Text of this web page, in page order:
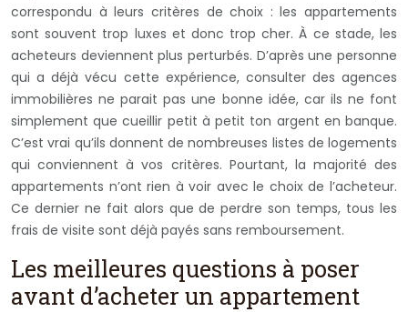
correspondu à leurs critères de choix : les appartements
sont souvent trop luxes et donc trop cher. À ce stade, les
acheteurs deviennent plus perturbés. D’après une personne
qui a déjà vécu cette expérience, consulter des agences
immobilières ne parait pas une bonne idée, car ils ne font
simplement que cueillir petit à petit ton argent en banque.
C’est vrai qu’ils donnent de nombreuses listes de logements
qui conviennent à vos critères. Pourtant, la majorité des
appartements n’ont rien à voir avec le choix de l’acheteur.
Ce dernier ne fait alors que de perdre son temps, tous les
frais de visite sont déjà payés sans remboursement.
Les meilleures questions à poser
avant d’acheter un appartement